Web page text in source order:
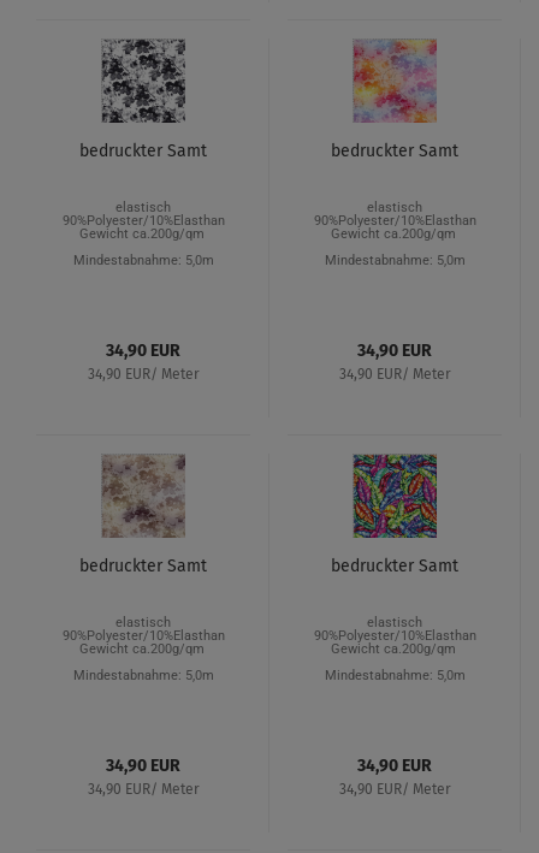
bedruckter Samt
elastisch
90%Polyester/10%Elasthan
Gewicht ca.200g/qm
Mindestabnahme: 5,0m
34,90 EUR
34,90 EUR/ Meter
bedruckter Samt
elastisch
90%Polyester/10%Elasthan
Gewicht ca.200g/qm
Mindestabnahme: 5,0m
34,90 EUR
34,90 EUR/ Meter
bedruckter Samt
elastisch
90%Polyester/10%Elasthan
Gewicht ca.200g/qm
Mindestabnahme: 5,0m
34,90 EUR
34,90 EUR/ Meter
bedruckter Samt
elastisch
90%Polyester/10%Elasthan
Gewicht ca.200g/qm
Mindestabnahme: 5,0m
34,90 EUR
34,90 EUR/ Meter